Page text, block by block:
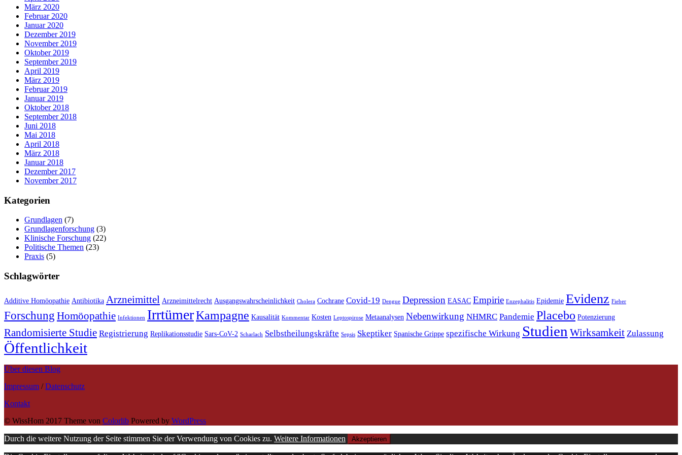
März 2020
Februar 2020
Januar 2020
Dezember 2019
November 2019
Oktober 2019
September 2019
April 2019
März 2019
Februar 2019
Januar 2019
Oktober 2018
September 2018
Juni 2018
Mai 2018
April 2018
März 2018
Januar 2018
Dezember 2017
November 2017
Kategorien
Grundlagen (7)
Grundlagenforschung (3)
Klinische Forschung (22)
Politische Themen (23)
Praxis (5)
Schlagwörter
Additive Homöopathie Antibiotika Arzneimittel Arzneimittelrecht Ausgangswahrscheinlichkeit Cholera Cochrane Covid-19 Dengue Depression EASAC Empirie Enzephalitis Epidemie Evidenz Fieber
Forschung Homöopathie Infektionen IrrtümerKampagne Kausalität Kommentar Kosten Leptospirose Metaanalysen Nebenwirkung NHMRC Pandemie Placebo Potenzierung
Randomisierte Studie Registrierung Replikationsstudie Sars-CoV-2 Scharlach Selbstheilungskräfte Sepsis Skeptiker Spanische Grippe spezifische Wirkung Studien Wirksamkeit Zulassung
Öffentlichkeit
Über diesen Blog
Impressum /Datenschutz
Kontakt
© WissHom 2017 Theme von Colorlib Powered by WordPress
Durch die weitere Nutzung der Seite stimmen Sie der Verwendung von Cookies zu. Weitere Informationen Akzeptieren